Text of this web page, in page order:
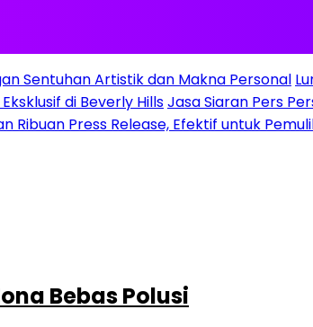
Sentuhan Artistik dan Makna Personal
di Beverly HillsJasa Siaran Pers
Ribuan Press Release, Efektif untuk
Bebas Polusi